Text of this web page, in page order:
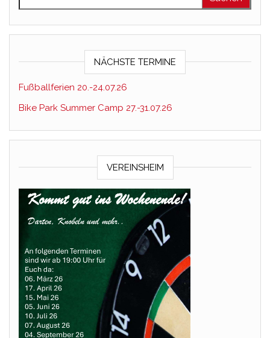
NÄCHSTE TERMINE
Fußballferien 20.-24.07.26
Bike Park Summer Camp 27.-31.07.26
VEREINSHEIM